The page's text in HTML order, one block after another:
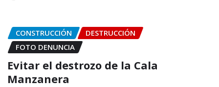
CONSTRUCCIÓN
DESTRUCCIÓN
FOTO DENUNCIA
Evitar el destrozo de la Cala
Manzanera